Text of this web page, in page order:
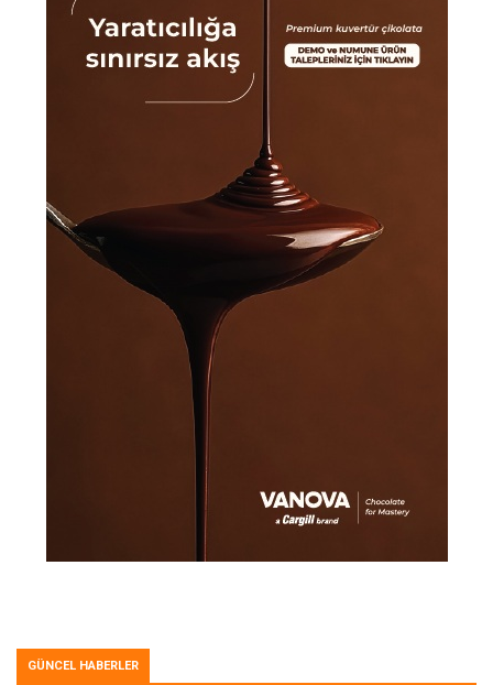
GÜNCEL HABERLER